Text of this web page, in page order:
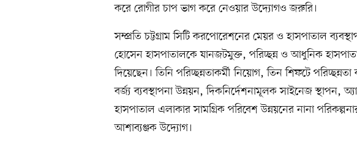
করে রোগীর চাপ ভাগ করে নেওয়ার উদ্যোগও জরুরি।
সম্প্রতি চট্টগ্রাম সিটি করপোরেশনের মেয়র ও হাসপাতাল
হোসেন হাসপাতালকে যানজটমুক্ত, পরিচ্ছন্ন ও আধুনিক
দিয়েছেন। তিনি পরিচ্ছন্নতাকর্মী নিয়োগ, তিন শিফটে
বর্জ্য ব্যবস্থাপনা উন্নয়ন, দিকনির্দেশনামূলক সাইনেজ স্থাপন,
হাসপাতাল এলাকার সামগ্রিক পরিবেশ উন্নয়নের নানা
আশাব্যঞ্জক উদ্যোগ।